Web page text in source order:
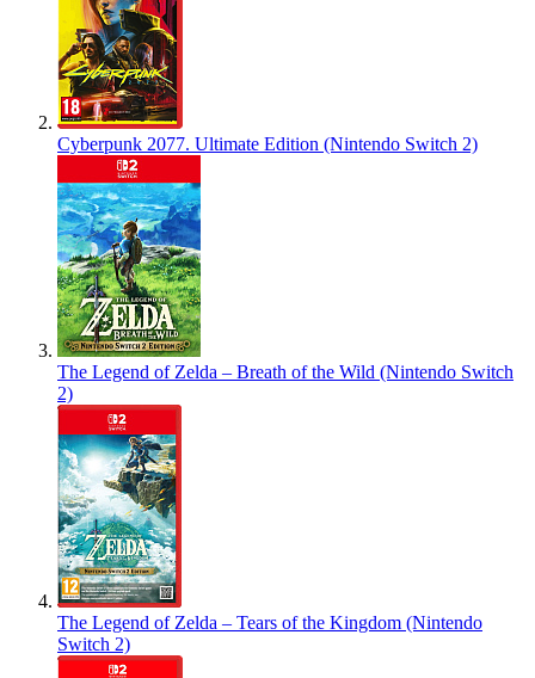
Cyberpunk 2077. Ultimate Edition (Nintendo Switch 2)
The Legend of Zelda – Breath of the Wild (Nintendo Switch
2)
The Legend of Zelda – Tears of the Kingdom (Nintendo
Switch 2)